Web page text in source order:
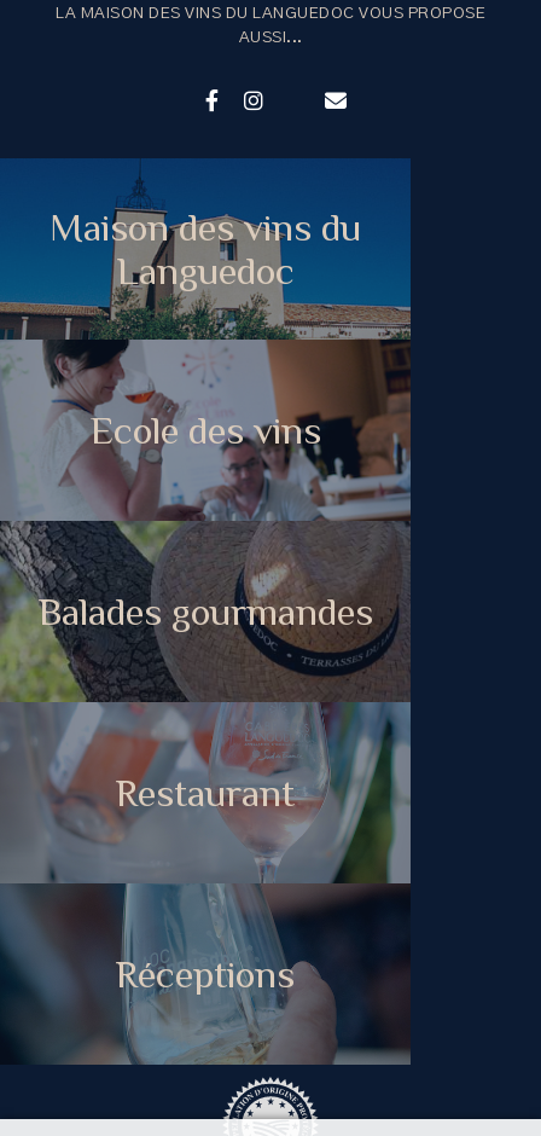
LA MAISON DES VINS DU LANGUEDOC VOUS PROPOSE
AUSSI...
Maison des vins du
Languedoc
Ecole des vins
Balades gourmandes
Restaurant
Réceptions